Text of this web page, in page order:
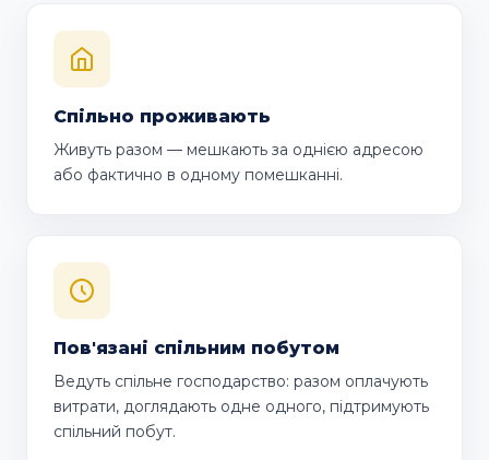
Спільно проживають
Живуть разом — мешкають за однією адресою
або фактично в одному помешканні.
Пов'язані спільним побутом
Ведуть спільне господарство: разом оплачують
витрати, доглядають одне одного, підтримують
спільний побут.